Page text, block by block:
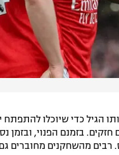
הגיל כדי שיוכלו להתפתח
בזמנם הפנוי, ובזמן
מהשחקנים מחוברים